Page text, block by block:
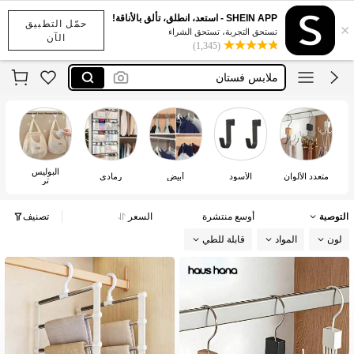
حمّل التطبيق
الآن
×
SHEIN APP - استعد، انطلق، تألق بالأناقة!
تستحق التجربة، تستحق الشراء
(1,345)
洋服収納
علاقي بلوزه
ملابس فستان
バッグ収納
洋服収納
علاقي بلوزه
متعدد الألوان الأسود أبيض رمادي
البوليس
تر
التوصية أوسع منتشرة السعر تصنيف
لون المواد قابلة للطي